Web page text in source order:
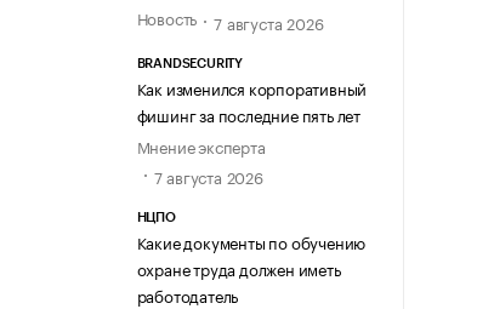
Новость
7 августа 2026
BRANDSECURITY
Как изменился корпоративный
фишинг за последние пять лет
Мнение эксперта
7 августа 2026
НЦПО
Какие документы по обучению
охране труда должен иметь
работодатель